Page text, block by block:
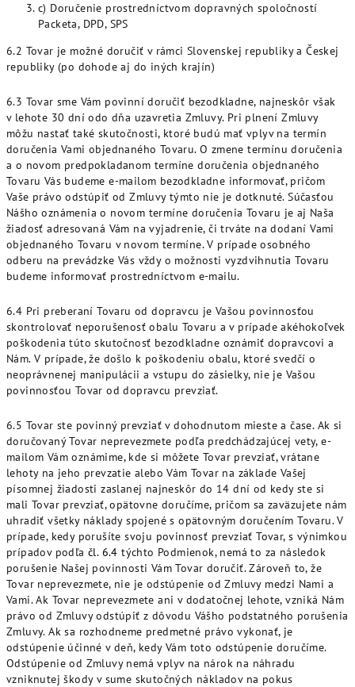
c) Doručenie prostredníctvom dopravných spoločností
Packeta, DPD, SPS
6.2 Tovar je možné doručiť v rámci Slovenskej republiky a Českej
republiky (po dohode aj do iných krajín)
6.3 Tovar sme Vám povinní doručiť bezodkladne, najneskôr však
v lehote 30 dní odo dňa uzavretia Zmluvy. Pri plnení Zmluvy
môžu nastať také skutočnosti, ktoré budú mať vplyv na termín
doručenia Vami objednaného Tovaru. O zmene termínu doručenia
a o novom predpokladanom termíne doručenia objednaného
Tovaru Vás budeme e-mailom bezodkladne informovať, pričom
Vaše právo odstúpiť od Zmluvy týmto nie je dotknuté. Súčasťou
Nášho oznámenia o novom termíne doručenia Tovaru je aj Naša
žiadosť adresovaná Vám na vyjadrenie, či trváte na dodaní Vami
objednaného Tovaru v novom termíne. V prípade osobného
odberu na prevádzke Vás vždy o možnosti vyzdvihnutia Tovaru
budeme informovať prostredníctvom e-mailu.
6.4 Pri preberaní Tovaru od dopravcu je Vašou povinnosťou
skontrolovať neporušenosť obalu Tovaru a v prípade akéhokoľvek
poškodenia túto skutočnosť bezodkladne oznámiť dopravcovi a
Nám. V prípade, že došlo k poškodeniu obalu, ktoré svedčí o
neoprávnenej manipulácii a vstupu do zásielky, nie je Vašou
povinnosťou Tovar od dopravcu prevziať.
6.5 Tovar ste povinný prevziať v dohodnutom mieste a čase. Ak si
doručovaný Tovar neprevezmete podľa predchádzajúcej vety, e-
mailom Vám oznámime, kde si môžete Tovar prevziať, vrátane
lehoty na jeho prevzatie alebo Vám Tovar na základe Vašej
písomnej žiadosti zaslanej najneskôr do 14 dní od kedy ste si
mali Tovar prevziať, opätovne doručíme, pričom sa zaväzujete nám
uhradiť všetky náklady spojené s opätovným doručením Tovaru. V
prípade, kedy porušíte svoju povinnosť prevziať Tovar, s výnimkou
prípadov podľačl. 6.4týchto Podmienok, nemá to za následok
porušenie Našej povinnosti Vám Tovar doručiť. Zároveň to, že
Tovar neprevezmete, nie je odstúpenie od Zmluvy medzi Nami a
Vami. Ak Tovar neprevezmete ani v dodatočnej lehote, vzniká Nám
právo od Zmluvy odstúpiť z dôvodu Vášho podstatného porušenia
Zmluvy. Ak sa rozhodneme predmetné právo vykonať, je
odstúpenie účinné v deň, kedy Vám toto odstúpenie doručíme.
Odstúpenie od Zmluvy nemá vplyv na nárok na náhradu
vzniknutej škody v sume skutočných nákladov na pokus